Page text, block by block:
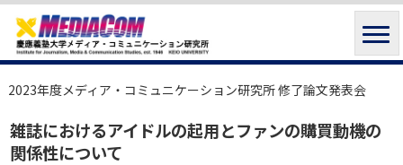
2023年度メディア・コミュニケーション研究所 修了論文発表会
雑誌におけるアイドルの起用とファンの購買動機の
関係性について